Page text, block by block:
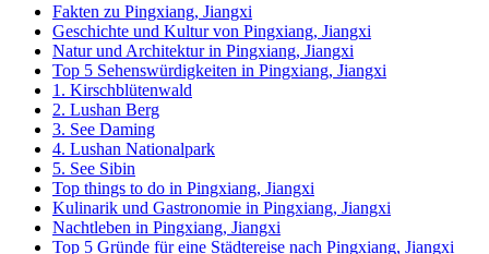
Fakten zu Pingxiang, Jiangxi
Geschichte und Kultur von Pingxiang, Jiangxi
Natur und Architektur in Pingxiang, Jiangxi
Top 5 Sehenswürdigkeiten in Pingxiang, Jiangxi
1. Kirschblütenwald
2. Lushan Berg
3. See Daming
4. Lushan Nationalpark
5. See Sibin
Top things to do in Pingxiang, Jiangxi
Kulinarik und Gastronomie in Pingxiang, Jiangxi
Nachtleben in Pingxiang, Jiangxi
Top 5 Gründe für eine Städtereise nach Pingxiang, Jiangxi